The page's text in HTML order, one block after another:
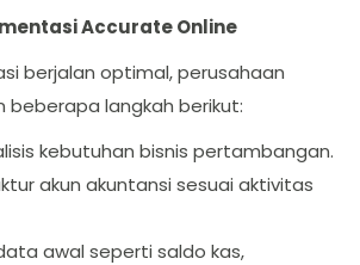
Accurate Online
berjalan optimal, perusahaan
beberapa langkah berikut:
kebutuhan bisnis pertambangan.
akun akuntansi sesuai aktivitas
awal seperti saldo kas,